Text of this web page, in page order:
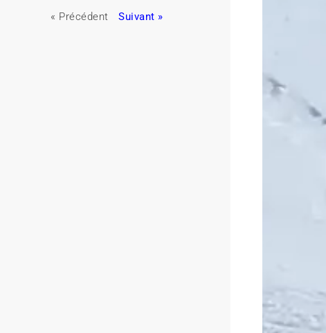
« Précédent Suivant »